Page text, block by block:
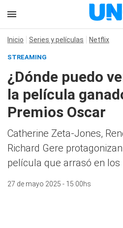
Inicio Series y películas Netflix
STREAMING
¿Dónde puedo
la película
Premios Oscar
Catherine Zeta-Jones,
Richard Gere
película que arrasó en los
27 de mayo 2025 - 15:00hs